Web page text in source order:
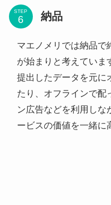
STEP 納品
マエノメリでは納品で
が始まりと考えていま
提出したデータを元に
たり、オフラインで配
ン広告などを利用しな
ービスの価値を一緒に